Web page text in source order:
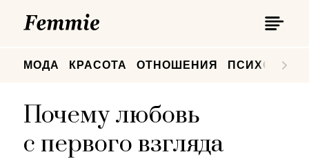
МОДА КРАСОТА ОТНОШЕНИЯ
Почему любовь
с первого взгляда